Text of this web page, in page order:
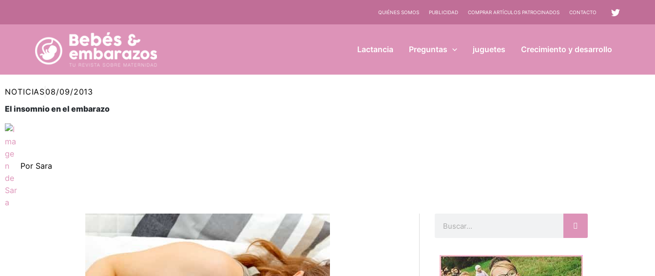
QUIÉNES SOMOS PUBLICIDAD COMPRAR ARTÍCULOS PATROCINADOS CONTACTO
Lactancia Preguntas juguetes Crecimiento y desarrollo
NOTICIAS08/09/2013
El insomnio en el embarazo
Por Sara